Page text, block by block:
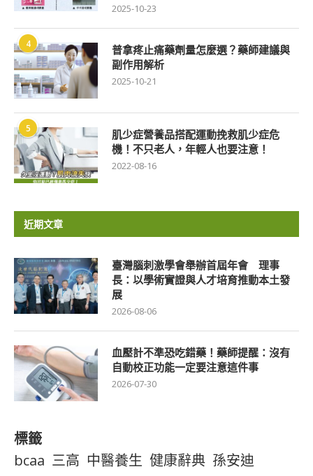
2025-10-23
4
普拿疼止痛藥劑量怎麼選？藥師建議與
副作用解析
2025-10-21
5
肌少症營養品搭配運動挽救肌少症危
機！不只老人，年輕人也要注意！
2022-08-16
近期文章
臺灣腦刺激學會舉辦首屆年會 理事
長：以學術實證與人才培育推動本土發
展
2026-08-06
血壓計不準恐吃錯藥！藥師提醒：沒有
自動校正功能一定要注意這件事
2026-07-30
標籤
bcaa 三高 中醫養生 健康辭典 孫安迪